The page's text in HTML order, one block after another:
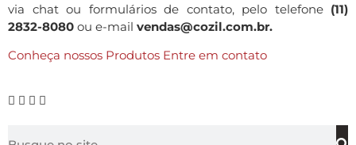
via chat ou formulários de contato, pelo telefone (11)
2832-8080 ou e-mail vendas@cozil.com.br.
Conheça nossos Produtos Entre em contato